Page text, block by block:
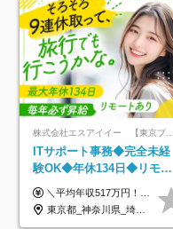
株式会社エスアイイー 【東京プロマーケット上場】
ITサポート事務◆完全未経
験OK◆年休134日◆リモー
トOK◆残業月7h以下◆賞与
年3回◆5年目まで必ず昇給
＼平均年収517万円！入社5年目まで毎年必ず昇給／ ■賞与年3回 ■年収800万円以上も可 ■入社3年以上の平均年収469.2万円 月給23万2000円以上＋賞与年3回＋各種手当 ☆入社5年目まで最大1万5000円の定期昇給を確約 ┃各種手当充実 ・規定の資格を取得すれば、2000円～5万円を毎月支給（2万4000円～60万円／年） ・研修中に取得した取得率95％の資格でも研修後の給料UP ※月給は年齢・経験・能力を考慮して、優遇いたします ※上記月給金額は固定残業代（20時間/3万1300円円以上）を含み、超過分は別途支給いたします ※試用期間（6ヶ月）は月給に変動はありますが、その他待遇に差異はありません ├入社後1ヶ月～3ヶ月間は、月給20万1900円となります └上記金額は固定残業代（10時間／1万6000円）を含み、超過分は別途支給いたします
東京都_神奈川県_埼玉県_千葉県_大阪府_愛知県_北海道_青森県_岩手県_宮城県_秋田県_山形県_福島県_茨城県_栃木県_群馬県_新潟県_山梨県_長野県_富山県_石川県_福井県_静岡県_岐阜県_三重県_兵庫県_京都府_滋賀県_奈良県_和歌山県_広島県_岡山県_鳥取県_島根県_山口県_徳島県_香川県_愛媛県_高知県_福岡県_熊本県_佐賀県_長崎県_大分県_宮崎県_鹿児島県_沖縄県